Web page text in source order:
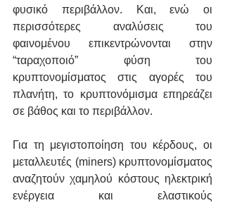
φυσικό περιβάλλον. Και, ενώ οι
περισσότερες αναλύσεις του
φαινομένου επικεντρώνονται στην
“ταραχοποιό” φύση του
κρυπτονομίσματος στις αγορές του
πλανήτη, το κρυπτονόμισμα επηρεάζει
σε βάθος και το περιβάλλον.
Για τη μεγιστοποίηση του κέρδους, οι
μεταλλευτές (miners) κρυπτονομίσματος
αναζητούν χαμηλού κόστους ηλεκτρική
ενέργεια και ελαστικούς